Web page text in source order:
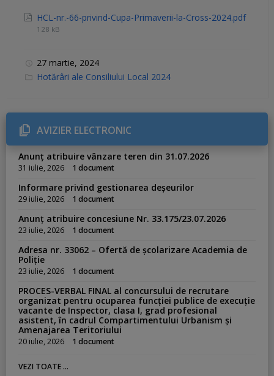
HCL-nr.-66-privind-Cupa-Primaverii-la-Cross-2024.pdf
128 kB
27 martie, 2024
C
r
i
e
s
Hotărâri ale Consiliului Local 2024
AVIZIER ELECTRONIC
Anunț atribuire vânzare teren din 31.07.2026
31 iulie, 2026 1 document
Informare privind gestionarea deșeurilor
29 iulie, 2026 1 document
Anunț atribuire concesiune Nr. 33.175/23.07.2026
23 iulie, 2026 1 document
Adresa nr. 33062 – Ofertă de școlarizare Academia de
Poliție
23 iulie, 2026 1 document
PROCES-VERBAL FINAL al concursului de recrutare
organizat pentru ocuparea funcției publice de execuție
vacante de Inspector, clasa I, grad profesional
asistent, în cadrul Compartimentului Urbanism și
Amenajarea Teritoriului
20 iulie, 2026 1 document
VEZI TOATE ...